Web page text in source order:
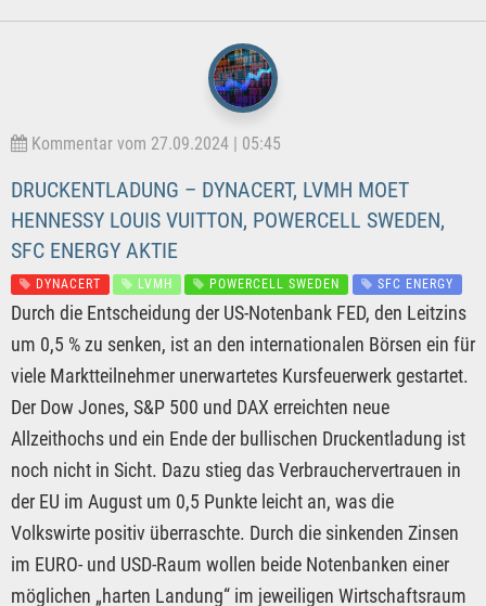
Kommentar vom 27.09.2024 | 05:45
DRUCKENTLADUNG – DYNACERT, LVMH MOET
HENNESSY LOUIS VUITTON, POWERCELL SWEDEN,
SFC ENERGY AKTIE
DYNACERT LVMH POWERCELL SWEDEN SFC ENERGY
Durch die Entscheidung der US-Notenbank FED, den Leitzins
um 0,5 % zu senken, ist an den internationalen Börsen ein für
viele Marktteilnehmer unerwartetes Kursfeuerwerk gestartet.
Der Dow Jones, S&P 500 und DAX erreichten neue
Allzeithochs und ein Ende der bullischen Druckentladung ist
noch nicht in Sicht. Dazu stieg das Verbrauchervertrauen in
der EU im August um 0,5 Punkte leicht an, was die
Volkswirte positiv überraschte. Durch die sinkenden Zinsen
im EURO- und USD-Raum wollen beide Notenbanken einer
möglichen „harten Landung“ im jeweiligen Wirtschaftsraum